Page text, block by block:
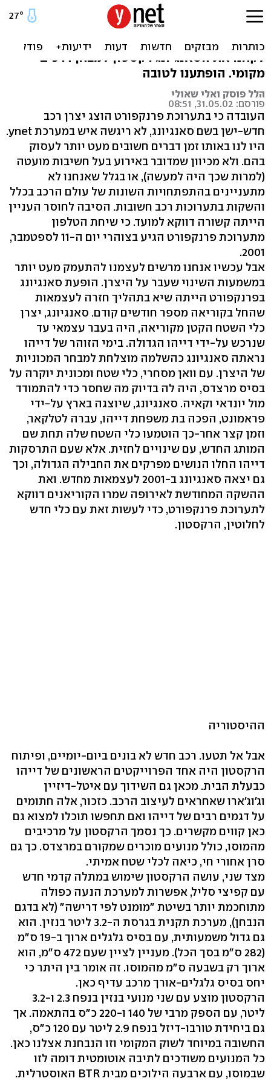
סאנגיונג רקסטון - לא רק יפה
עמוסי דעות קדומות ופסימיות מכאן ועד קוריאה,
לקחנו את הסאנגיונג רקסטון למבחן דרכים
מקומי. הופתענו לטובה
הלל פוסק ואלי שאולי
פורסם: 31.05.02, 08:51
העובדה כי בתערוכת פרנקפורט הוצג יצרן רכב
חדש-ישן בשם סאנגיונג, לא ריגשה איש במערכת ynet.
היו לנו באותו זמן דברים חשובים מעט יותר לעסוק
בהם. ולא מכיוון שמדובר באירוע בעל חשיבות מועטה
(למרות שכך היה למעשה), או בגלל שאנחנו לא
מתעניינים בהתפתחויות השונות של עולם הרכב בכלל
והשקות בתערוכות רכב חשובות. הסיבה לחוסר העניין
הייתה קשורה דווקא למועד. כי שיחת הטלפון
מתערוכת פרנקפורט הגיע בצוהרי יום ה-11 לספטמבר,
2001.
אבל עכשיו אנחנו מרשים לעצמנו להתעמק מעט יותר
במשמעות השינוי שעבר על היצרן. הופעת סאנגיונג
בפרנקפורט הייתה שיא בתהליך חזרה לעצמאות
שהחל בקוריאה מספר חודשים קודם. סאנגיונג, יצרן
כלי השטח הקטן מקוריאה, היה בעבר עצמאי עד
שנרכש על-ידי דייהו הגדולה. בימי הזוהר של דייהו
נראתה סאנגיונג כהשלמה מוצלחת למבחר המכוניות
של היצרן. עם וואן מסחרי, כלי שטח ומכונית יוקרה על
בסיס מרצדס, היה לה בדיוק מה שחסר כדי להתמודד
מול יונדאי וקאיה. סאנגיונג, שיוצגה בארץ על-ידי
פראמונט, הפכה בת משפחת דייהו, עברה לטלקאר,
וזמן קצר אחר-כך הוטמעו כלי השטח שלה תחת שם
המותג החדש, עם שינויים לחזית. אלא שעם התרסקות
דייהו החלו הנושים מפרקים את החבילה הגדולה, וכך
גם יצאה סאנגיונג ב-2001 לעצמאות מחדש. ואת
ההשקה המחודשת לאירופה שמרו הקוריאנים דווקא
לתערוכת פרנקפורט, כדי לעשות זאת עם כלי חדש
לחלוטין, הרקסטון.
ההיסטוריה
אבל אל תטעו. רכב חדש לא בונים ביום-יומיים, ופיתוח
הרקסטון היה אחד הפרוייקטים הראשונים של דייהו
כבעלת הבית. מכאן גם השידוך עם איטל-דיזיין
וג'וג'ארו שאחראים לעיצוב הרכב. כזכור, אלה חתומים
על דגמים רבים של דייהו ואם תחפשו תוכלו למצוא גם
כאן קווים מקשרים. כך נסמך הרקסטון על מרכיבים
מהמוסו, כולל מנועים מוכרים שמקורם במרצדס. כך גם
סרן אחורי חי, כיאה לכלי שטח אמיתי.
מצד שני, עושה הרקסטון שימוש במתלה קדמי חדש
עם קפיצי סליל, אפשרות למערכת הנעה כפולה
מתוחכמת יותר בשיטת "מומנט לפי דרישה" (לא בדגם
הנבחן), מערכת תקנית בגרסת ה-3.2 ליטר בנזין. הוא
גם גדול משמעותית, עם בסיס גלגלים ארוך ב-19 ס"מ
(282 ס"מ בסך הכל). מעניין לציין שעם 472 ס"מ, הוא
ארוך רק בשבעה ס"מ מהמוסו. זה אומר בין היתר כי
יחס בסיס גלגלים-אורך מרכב עדיף כאן.
הרקסטון מוצע עם שני מנועי בנזין בנפח 2.3 ו-3.2
ליטר, עם הספק מרבי של 140 ו-220 כ"ס בהתאמה. אך
גם ביחידת טורבו-דיזל בנפח 2.9 ליטר עם 120 כ"ס,
החשובה במיוחד לשוק המקומי וזו הנבחנת אצלנו כאן.
כל המנועים משודכים לתיבה אוטומטית דומה לזו
שבמוסו, עם ארבעה הילוכים מבית BTR האוסטרלית.